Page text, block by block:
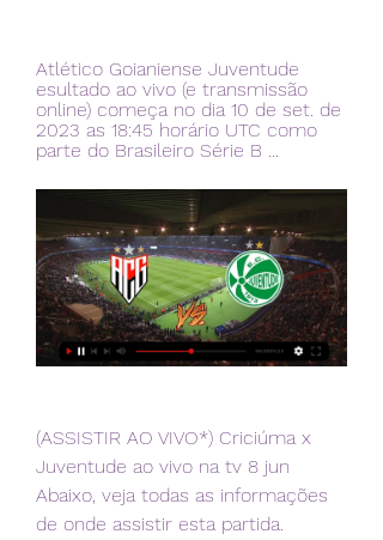
Atlético Goianiense Juventude
esultado ao vivo (e transmissão
online) começa no dia 10 de set. de
2023 as 18:45 horário UTC como
parte do Brasileiro Série B ...
(ASSISTIR AO VIVO*) Criciúma x
Juventude ao vivo na tv 8 jun
Abaixo, veja todas as informações
de onde assistir esta partida.